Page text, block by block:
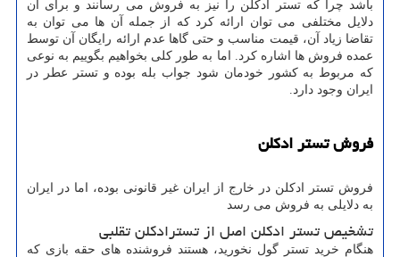
باشد چرا که تستر ادکلن را نیز به فروش می رسانند و برای آن
دلایل مختلفی می توان ارائه کرد که از جمله آن ها می توان به
تقاضا زیاد آن، قیمت مناسب و حتی گاها عدم ارائه رایگان آن توسط
عمده فروش ها اشاره کرد. اما به طور کلی بخواهیم بگوییم به نوعی
که مربوط به کشور خودمان شود جواب بله بوده و تستر عطر در
ایران وجود دارد.
فروش تستر ادکلن
فروش تستر ادکلن در خارج از ایران غیر قانونی بوده، اما در ایران
به دلایلی به فروش می رسد
تشخیص تستر ادکلن اصل از تسترادکلن تقلبی
هنگام خرید تستر گول نخورید، هستند فروشنده های حقه بازی که